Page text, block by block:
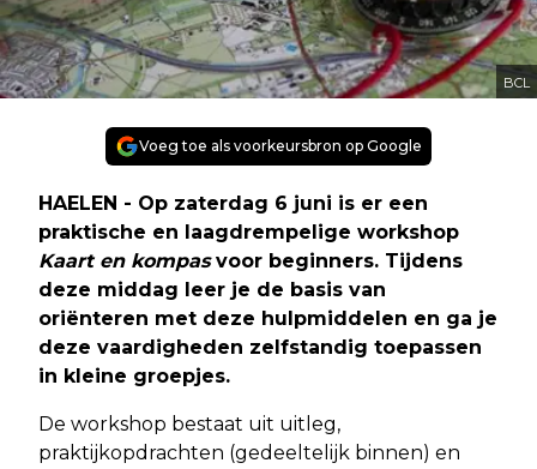
BCL
Voeg toe als voorkeursbron op Google
HAELEN - Op zaterdag 6 juni is er een
praktische en laagdrempelige workshop
Kaart en kompasvoor beginners. Tijdens
deze middag leer je de basis van
oriënteren met deze hulpmiddelen en ga je
deze vaardigheden zelfstandig toepassen
in kleine groepjes.
De workshop bestaat uit uitleg,
praktijkopdrachten (gedeeltelijk binnen) en